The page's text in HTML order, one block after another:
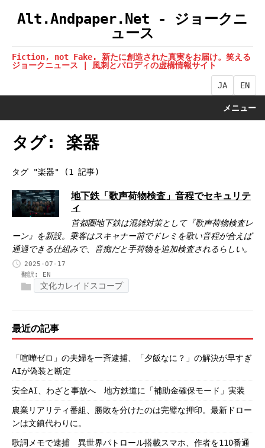
Alt.Andpaper.Net - ジョークニ
ュース
Fiction, not Fake. 新たに創造された真実をお届け。笑える
ジョークニュース | 風刺とパロディの虚構情報サイト
JA EN
メニュー
タグ: 楽器
タグ "楽器" (1 記事)
地下鉄「歌声荷物検査」音程でセキュリテ
ィ
首都圏地下鉄は混雑対策として『歌声荷物検査レ
ーン』を新設。乗客はスキャナー前でドレミを歌い音程が合えば
通過できる仕組みで、音痴だと手荷物を追加検査されるらしい。
2025-07-17
翻訳: EN
文化カレイドスコープ
最近の記事
「喧嘩ゼロ」の夫婦を一斉逮捕、「夕飯なに？」の解決が早すぎ
AIが偽装と断定
安全AI、わざと事故へ 地方鉄道に「補助金確保モード」実装
農業リアリティ番組、勝敗を分けたのは完璧な押印。最新ドロー
ンは文鎮代わりに。
歌詞メモで逮捕 異世界パトロール搭載スマホ、作者を110番通